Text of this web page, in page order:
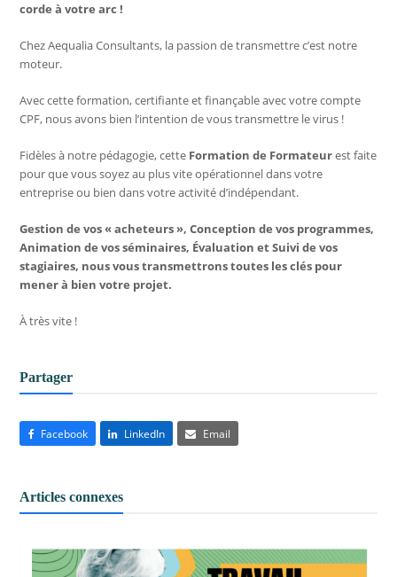
corde à votre arc !
Chez Aequalia Consultants, la passion de transmettre c’est notre
moteur.
Avec cette formation, certifiante et finançable avec votre compte
CPF, nous avons bien l’intention de vous transmettre le virus !
Fidèles à notre pédagogie, cette Formation de Formateurest faite
pour que vous soyez au plus vite opérationnel dans votre
entreprise ou bien dans votre activité d’indépendant.
Gestion de vos « acheteurs », Conception de vos programmes,
Animation de vos séminaires, Évaluation et Suivi de vos
stagiaires, nous vous transmettrons toutes les clés pour
mener à bien votre projet.
À très vite !
Partager
Facebook LinkedIn Email
Articles connexes